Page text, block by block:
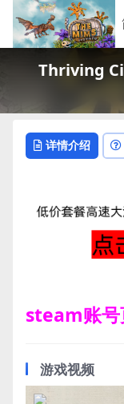
Thriving
详情介绍
steam账号
游戏视频